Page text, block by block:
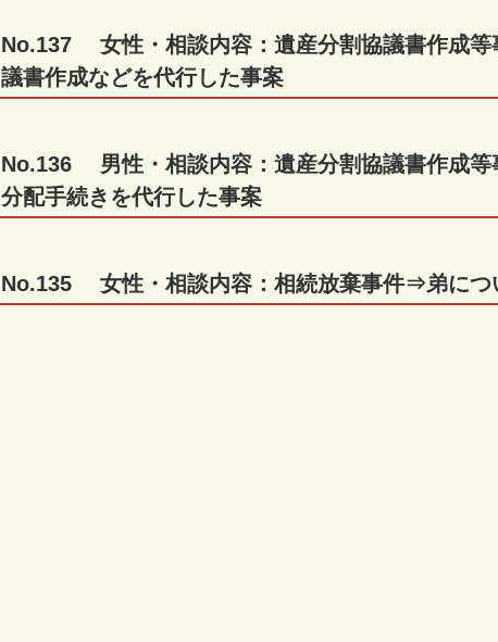
No.137 女性・相談内容：遺産分割協議書作成
議書作成などを代行した事案
No.136 男性・相談内容：遺産分割協議書作成
分配手続きを代行した事案
No.135 女性・相談内容：相続放棄事件⇒弟につ